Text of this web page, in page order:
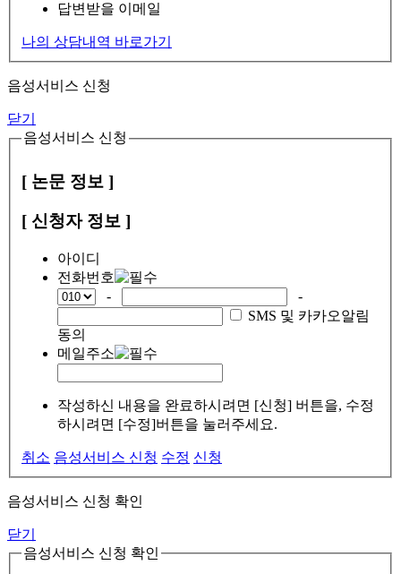
답변받을 이메일
나의 상담내역 바로가기
음성서비스 신청
닫기
음성서비스 신청
[ 논문 정보 ]
[ 신청자 정보 ]
아이디
전화번호
-
-
SMS 및 카카오알림
동의
메일주소
작성하신 내용을 완료하시려면 [신청] 버튼을, 수정
하시려면 [수정]버튼을 눌러주세요.
취소 음성서비스 신청 수정 신청
음성서비스 신청 확인
닫기
음성서비스 신청 확인